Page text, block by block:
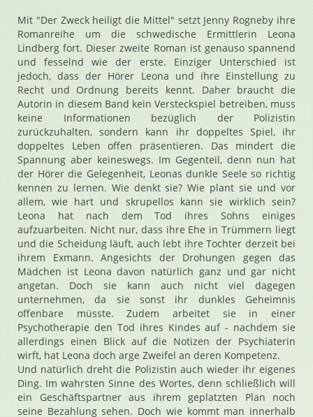
Mit "Der Zweck heiligt die Mittel" setzt Jenny Rogneby ihre
Romanreihe um die schwedische Ermittlerin Leona
Lindberg fort. Dieser zweite Roman ist genauso spannend
und fesselnd wie der erste. Einziger Unterschied ist
jedoch, dass der Hörer Leona und ihre Einstellung zu
Recht und Ordnung bereits kennt. Daher braucht die
Autorin in diesem Band kein Versteckspiel betreiben, muss
keine Informationen bezüglich der Polizistin
zurückzuhalten, sondern kann ihr doppeltes Spiel, ihr
doppeltes Leben offen präsentieren. Das mindert die
Spannung aber keineswegs. Im Gegenteil, denn nun hat
der Hörer die Gelegenheit, Leonas dunkle Seele so richtig
kennen zu lernen. Wie denkt sie? Wie plant sie und vor
allem, wie hart und skrupellos kann sie wirklich sein?
Leona hat nach dem Tod ihres Sohns einiges
aufzuarbeiten. Nicht nur, dass ihre Ehe in Trümmern liegt
und die Scheidung läuft, auch lebt ihre Tochter derzeit bei
ihrem Exmann. Angesichts der Drohungen gegen das
Mädchen ist Leona davon natürlich ganz und gar nicht
angetan. Doch sie kann auch nicht viel dagegen
unternehmen, da sie sonst ihr dunkles Geheimnis
offenbare müsste. Zudem arbeitet sie in einer
Psychotherapie den Tod ihres Kindes auf - nachdem sie
allerdings einen Blick auf die Notizen der Psychiaterin
wirft, hat Leona doch arge Zweifel an deren Kompetenz.
Und natürlich dreht die Polizistin auch wieder ihr eigenes
Ding. Im wahrsten Sinne des Wortes, denn schließlich will
ein Geschäftspartner aus ihrem geplatzten Plan noch
seine Bezahlung sehen. Doch wie kommt man innerhalb